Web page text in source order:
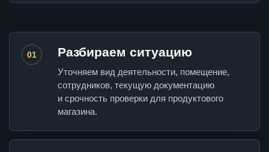
01 Разбираем ситуацию
Уточняем вид деятельности, помещение,
сотрудников, текущую документацию
и срочность проверки для продуктового
магазина.